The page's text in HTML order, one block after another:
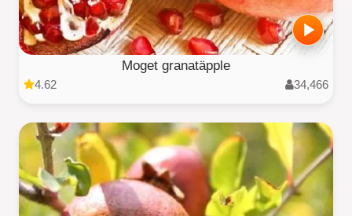
Moget granatäpple
4.62 34,466